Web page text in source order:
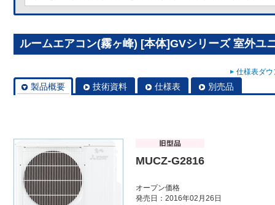
ルームエアコン(霧ヶ峰) [本体]GVシリーズ 室外ユ
仕様表ダ
製品概要 技術資料 仕様表 別売品
MUCZ-G2816
オープン価格
発売日：2016年02月26日